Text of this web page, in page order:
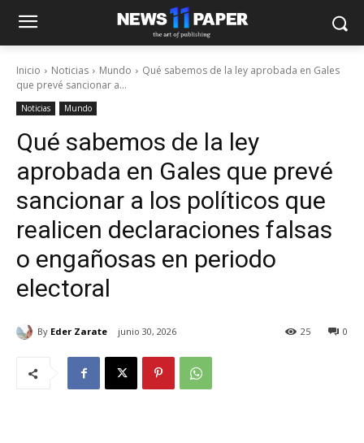
Inicio Noticias Mundo
Qué sabemos de la ley aprobada en Gales
que prevé sancionar a...
Noticias Mundo
Qué sabemos de la ley
aprobada en Gales que prevé
sancionar a los políticos que
realicen declaraciones falsas
o engañosas en periodo
electoral
By Eder Zarate junio 30, 2026 0
25